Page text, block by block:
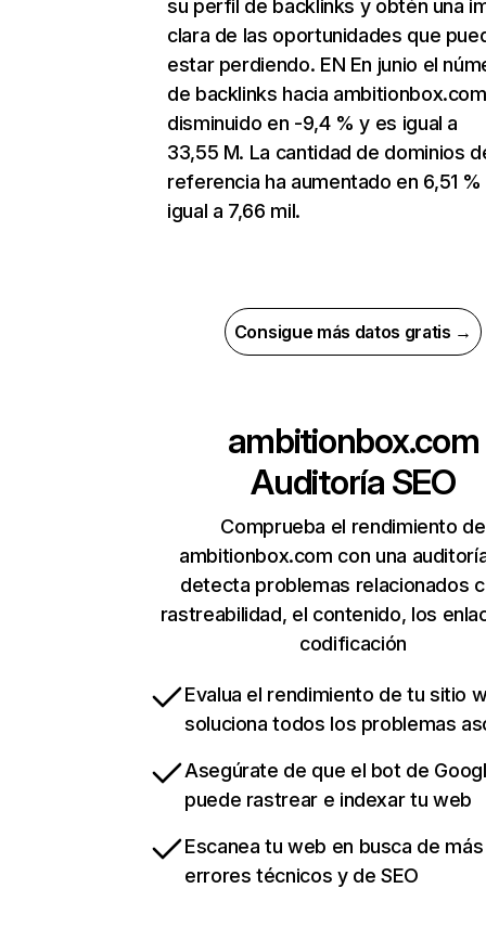
su perfil de backlinks y obtén una
clara de las oportunidades que
estar perdiendo. EN En junio el
de backlinks hacia
disminuido en -9,4 % y es igual a
33,55 M. La cantidad de dominios
referencia ha aumentado en 6,51
igual a 7,66 mil.
Consigue más datos gratis →
ambitionbox.com
Auditoría SEO
Comprueba el rendimiento de
ambitionbox.com con una
detecta problemas relacionados
rastreabilidad, el contenido, los
codificación
Evalua el rendimiento de tu sitio
soluciona todos los problemas
Asegúrate de que el bot de
puede rastrear e indexar tu web
Escanea tu web en busca de
errores técnicos y de SEO